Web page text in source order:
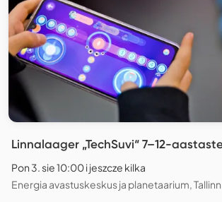
Linnalaager „TechSuvi“ 7–12-
Pon 3. sie 10:00 i jeszcze kilka
Energia avastuskeskus ja planetaarium, Tallinn